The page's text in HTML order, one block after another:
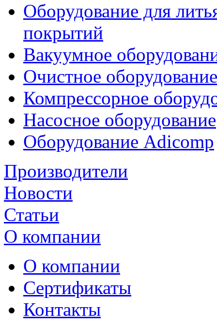
Оборудование для
покрытий
Вакуумное
Очистное оборудование
Компрессорное
Насосное оборудование
Оборудование Adicomp
Производители
Новости
Статьи
О компании
О компании
Сертификаты
Контакты